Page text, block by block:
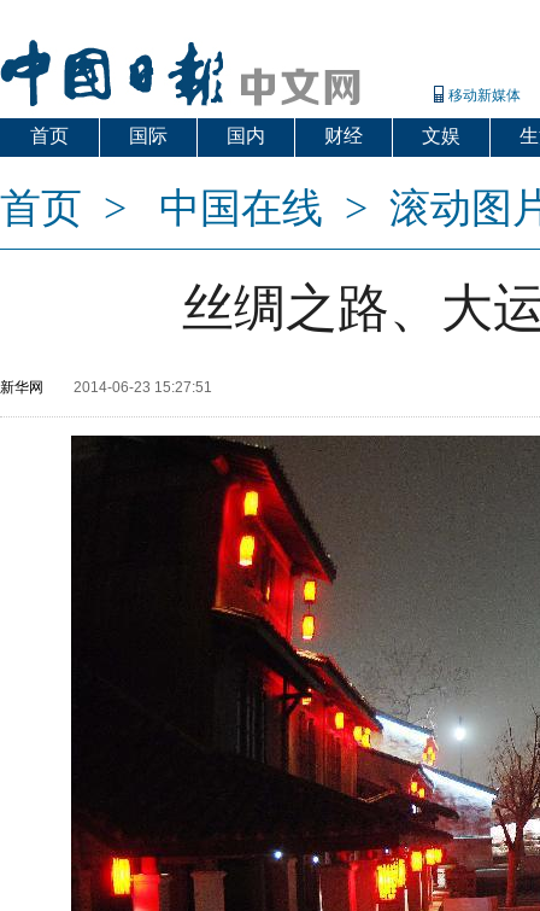
移动新媒体
首页 国际 国内 财经 文娱
首页 > 中国在线 > 滚动图
丝绸之路、大
新华网 2014-06-23 15:27:51